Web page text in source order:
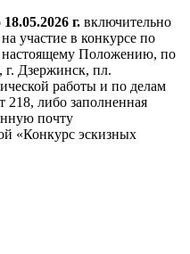
18.05.2026 г. включительно
участие в конкурсе по
Положению, по
г. Дзержинск, пл.
работы и по делам
218, либо заполненная
почту
«Конкурс эскизных